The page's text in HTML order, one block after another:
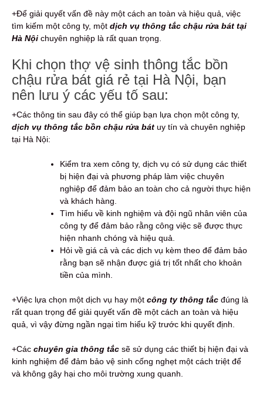
+Để giải quyết vấn đề này một cách an toàn và hiệu quả, việc
tìm kiếm một công ty, một dịch vụ thông tắc chậu rửa bát tại
Hà Nội chuyên nghiệp là rất quan trọng.
Khi chọn thợ vệ sinh thông tắc bồn
chậu rửa bát giá rẻ tại Hà Nội, bạn
nên lưu ý các yếu tố sau:
+Các thông tin sau đây có thể giúp bạn lựa chọn một công ty,
dịch vụ thông tắc bồn chậu rửa bát uy tín và chuyên nghiệp
tại Hà Nội:
Kiểm tra xem công ty, dịch vụ có sử dụng các thiết
bị hiện đại và phương pháp làm việc chuyên
nghiệp để đảm bảo an toàn cho cả người thực hiện
và khách hàng.
Tìm hiểu về kinh nghiệm và đội ngũ nhân viên của
công ty để đảm bảo rằng công việc sẽ được thực
hiện nhanh chóng và hiệu quả.
Hỏi về giá cả và các dịch vụ kèm theo để đảm bảo
rằng bạn sẽ nhận được giá trị tốt nhất cho khoản
tiền của mình.
+Việc lựa chọn một dịch vụ hay một công ty thông tắc đúng là
rất quan trọng để giải quyết vấn đề một cách an toàn và hiệu
quả, vì vậy đừng ngần ngại tìm hiểu kỹ trước khi quyết định.
+Các chuyên gia thông tắc sẽ sử dụng các thiết bị hiện đại và
kinh nghiệm để đảm bảo vệ sinh cống nghẹt một cách triệt để
và không gây hại cho môi trường xung quanh.